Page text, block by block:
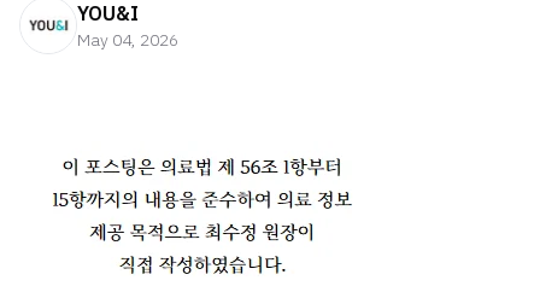
YOU&I
May 04, 2026